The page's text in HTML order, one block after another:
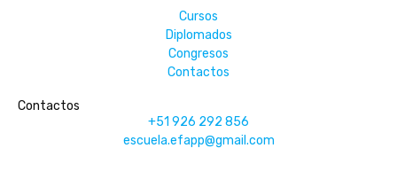
Cursos
Diplomados
Congresos
Contactos
Contactos
+51 926 292 856
escuela.efapp@gmail.com